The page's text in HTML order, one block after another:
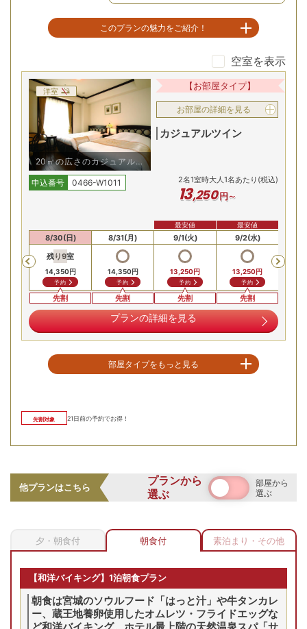
このプランの魅力をご紹介！
仙台駅前で叶う天然温泉の贅沢
仙台駅徒歩3分の好立地に、最上階（17階）の天然温泉スパ
「サラ・テレナ」。杜の都の自然を一望する展望と、にごり
湯の自家源泉で心身の疲れを癒やします。市内滞在でも温泉
を満喫できます。
異国情緒！プラハを想わせる客室
中欧の都プラハをイメージした優雅な空間。内装にもこだわ
りのある20㎡以上のゆったりとした造りの客室で、非日常感
に浸りながら寛げます。全室禁煙で快適、観光やビジネスに
口コミ高評価！仙台名物朝食バイキング
空室を表示
洋室
20㎡の広さのカジュアルツ
イン/例
【お部屋タイプ】
お部屋の詳細を見る
カジュアルツイン
申込番号 0466-W1011 2名1室時大人1名あたり(税込)
13,250円～
Previous
8/30(日)
残り9室
14,350円
予約
先割
8/31(月)
14,350円
予約
先割
9/1(火)
13,250円
予約
先割
最安値
9/2(水)
13,250円
予約
先割
最安値
プランの詳細を見る
部屋タイプをもっと見る
洋室
【スタンダードツイン/例】
お部屋の詳細を見る
14,350円～
Previous
8/30(日)
15,450円
予約
8/31(月)
15,450 円
予約
14,350円
予約
14,350 円
予約
先割対象 21日前の予約でお得！
他プランはこちら
プランから
選ぶ
部屋から
選ぶ
夕・朝食付 朝食付 素泊まり・その他
【和洋バイキング】1泊朝食プラン
朝食は宮城のソウルフード「はっと汁」や牛タンカレ
ー、蔵王地養卵使用したオムレツ・フライドエッグな